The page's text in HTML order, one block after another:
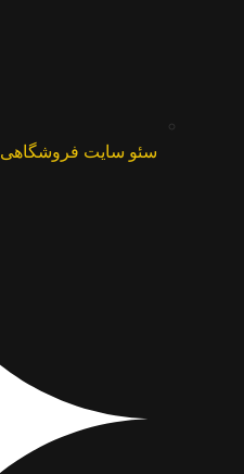
سئو سایت فروشگاهی